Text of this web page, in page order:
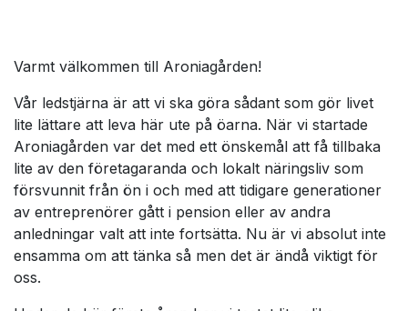
Varmt välkommen till Aroniagården!
Vår ledstjärna är att vi ska göra sådant som gör livet
lite lättare att leva här ute på öarna. När vi startade
Aroniagården var det med ett önskemål att få tillbaka
lite av den företagaranda och lokalt näringsliv som
försvunnit från ön i och med att tidigare generationer
av entreprenörer gått i pension eller av andra
anledningar valt att inte fortsätta. Nu är vi absolut inte
ensamma om att tänka så men det är ändå viktigt för
oss.